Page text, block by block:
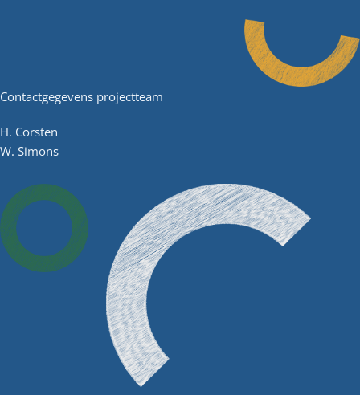
Contactgegevens projectteam
H. Corsten
W. Simons